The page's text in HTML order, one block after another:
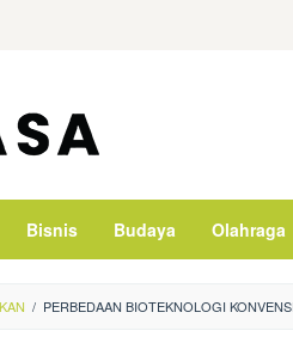
Bisnis Budaya Olahraga
/ PERBEDAAN BIOTEKNOLOGI